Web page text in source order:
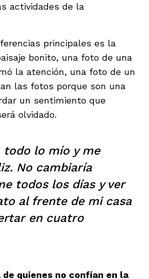
actividades de la
principales es la
bonito, una foto de una
la atención, una foto de un
las fotos porque son una
un sentimiento que
olvidado.
todo lo mío y me
No cambiaría
todos los días y ver
al frente de mi casa
en cuatro
de quienes no confían en la